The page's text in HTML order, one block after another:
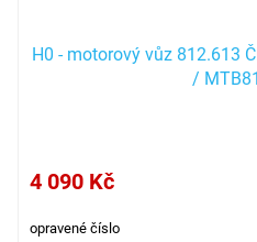
H0 - motorový vůz 812.613
/
4 090 Kč
opravené číslo